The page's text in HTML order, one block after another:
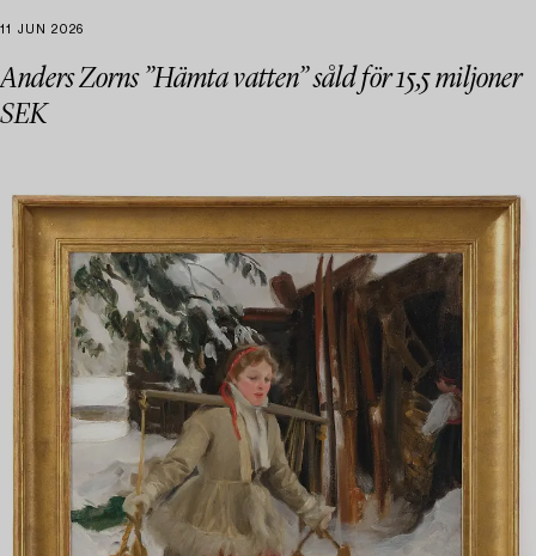
11 JUN 2026
Anders Zorns ”Hämta vatten” såld för 15,5 miljoner
SEK